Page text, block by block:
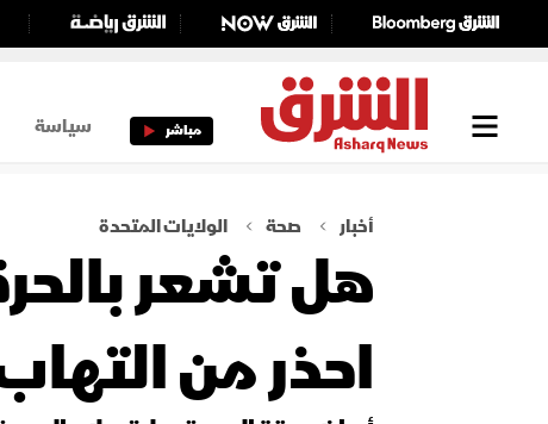
مباشر سياسة
أخبار صحة الولايات المتحدة
هل تشعر
احذر من